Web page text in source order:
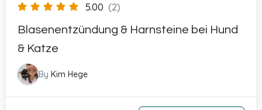
5.00 (2)
Blasenentzündung & Harnsteine bei Hund
& Katze
By Kim Hege